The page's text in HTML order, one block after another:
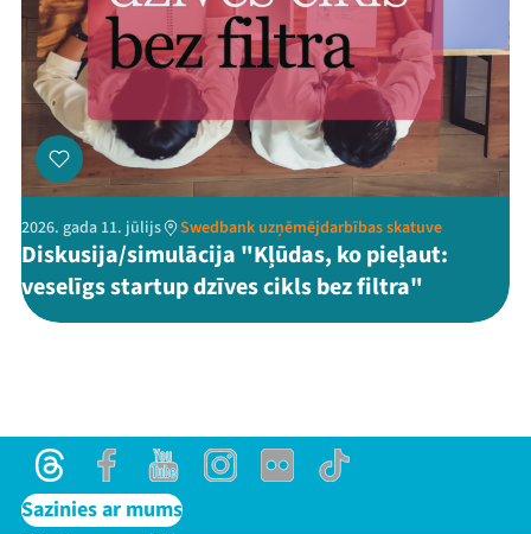
2026. gada 11. jūlijs Swedbank uzņēmējdarbības skatuve
Diskusija/simulācija "Kļūdas, ko pieļaut:
veselīgs startup dzīves cikls bez filtra"
ThreadsFacebookYoutubeInstagram
Flick TikTok
Sazinies ar mums